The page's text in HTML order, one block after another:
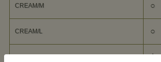
CREAM/M ○
CREAM/L ○
CREAM/XL △